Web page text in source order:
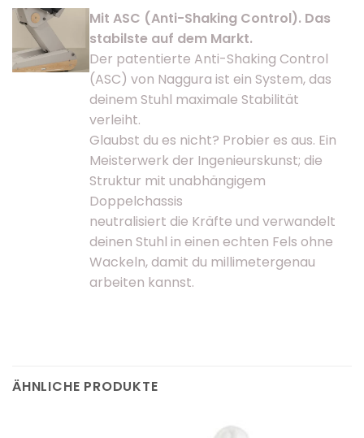
Mit ASC (Anti-Shaking Control). Das
stabilste auf dem Markt.
Der patentierte Anti-Shaking Control
(ASC) von Naggura ist ein System, das
deinem Stuhl maximale Stabilität
verleiht.
Glaubst du es nicht? Probier es aus. Ein
Meisterwerk der Ingenieurskunst; die
Struktur mit unabhängigem
Doppelchassis
neutralisiert die Kräfte und verwandelt
deinen Stuhl in einen echten Fels ohne
Wackeln, damit du millimetergenau
arbeiten kannst.
ÄHNLICHE PRODUKTE